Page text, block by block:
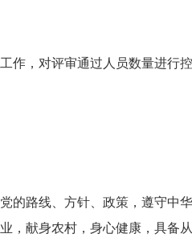
作，对评审通过人员数量进行
的路线、方针、政策，遵守中
，献身农村，身心健康，具